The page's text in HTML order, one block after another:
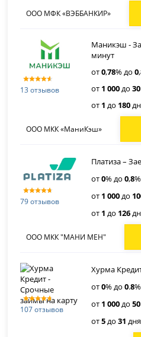
ООО МФК «ВЭББАНКИР»
13 отзывов
Маникэш -
минут
от0,78% до0,
от 1 000до
от 1 до 180
ООО МКК «МаниКэш»
79 отзывов
Платиза –
от0% до0,8
от 1 000до
от 1 до 126
ООО МКК "МАНИ МЕН"
107 отзывов
Хурма
от0% до0.8
от 1 000до
от5до31 дня